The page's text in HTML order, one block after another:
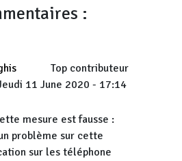
:
Top contributeur
11 June 2020 - 17:14
mesure est fausse :
problème sur cette
sur les téléphone